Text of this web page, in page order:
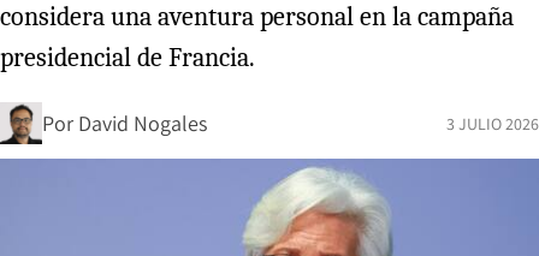
considera una aventura personal en la campaña
presidencial de Francia.
Por David Nogales 3 JULIO 2026